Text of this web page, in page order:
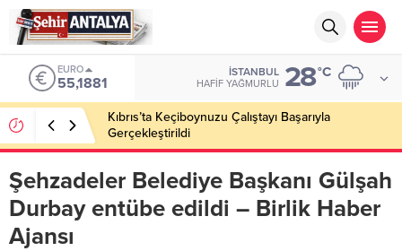
EURO
55,1881
İSTANBUL
HAFIF YAĞMURLU 28°C
Kıbrıs’ta Keçiboynuzu Çalıştayı Başarıyla
Gerçekleştirildi
Şehzadeler Belediye Başkanı Gülşah
Durbay entübe edildi – Birlik Haber
Ajansı